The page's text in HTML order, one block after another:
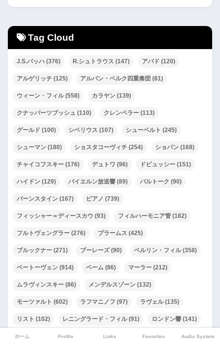
Tag Cloud
J.S.バッハ (376) R.シュトラウス (147) アバド (120)
アルゲリッチ (125) アルバン・ベルク四重奏団 (81)
ウィーン・フィル(558) カラヤン (139)
クナッパーツブッシュ (110) クレンペラー (113)
グールド (100) シベリウス (107) シューベルト (245)
シューマン (180) ショスタコーヴィチ (254) ショパン (168)
チャイコフスキー (176) デュトワ (96) ドビュッシー (151)
ハイドン (129) バイエルン放送響 (89) バルトーク (90)
バーンスタイン (167) ピアノ (739)
フィッシャー＝ディースカウ (93) フィルハーモニア管 (182)
フルトヴェングラー (276) ブラームス (425)
ブルックナー (271) ブーレーズ(90) ベルリン・フィル(358)
ベートーヴェン (914) ベーム (86) マーラー (212)
ムラヴィンスキー (86) メンデルスゾーン (132)
モーツァルト (602) ラフマニノフ (97) ラヴェル(135)
リスト (102) レニングラード・フィル(91) ロンドン響 (141)
ワルター ワーグナー (350) 大阪フィル(84)
ホーム Profile Links Favorites Audio System